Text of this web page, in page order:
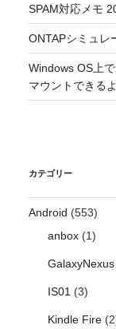
SPAM対応メモ
ONTAPシミュレ
Windows OS上
マウントできる
カテゴリー
Android (553)
anbox(1)
GalaxyNexus
IS01(3)
Kindle Fire